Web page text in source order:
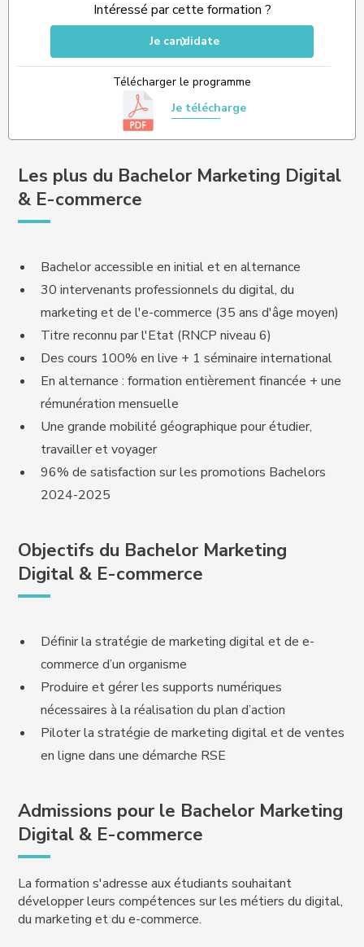
Intéressé par cette formation ?
Je candidate
Télécharger le programme
Je télécharge
Les plus du Bachelor Marketing Digital
& E-commerce
Bachelor accessible en initial et en alternance
30 intervenants professionnels du digital, du
marketing et de l'e-commerce (35 ans d'âge moyen)
Titre reconnu par l'Etat (RNCP niveau 6)
Des cours 100% en live + 1 séminaire international
En alternance : formation entièrement financée + une
rémunération mensuelle
Une grande mobilité géographique pour étudier,
travailler et voyager
96% de satisfaction sur les promotions Bachelors
2024-2025
Objectifs du Bachelor Marketing
Digital & E-commerce
Définir la stratégie de marketing digital et de e-
commerce d’un organisme
Produire et gérer les supports numériques
nécessaires à la réalisation du plan d’action
Piloter la stratégie de marketing digital et de ventes
en ligne dans une démarche RSE
Admissions pour le Bachelor Marketing
Digital & E-commerce
La formation s'adresse aux étudiants souhaitant
développer leurs compétences sur les métiers du digital,
du marketing et du e-commerce.